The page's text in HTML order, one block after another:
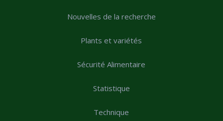
Nouvelles de la recherche
Plants et variétés
Sécurité Alimentaire
Statistique
Technique